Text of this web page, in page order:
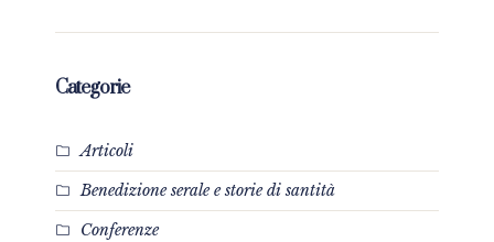
Categorie
Articoli
Benedizione serale e storie di santità
Conferenze